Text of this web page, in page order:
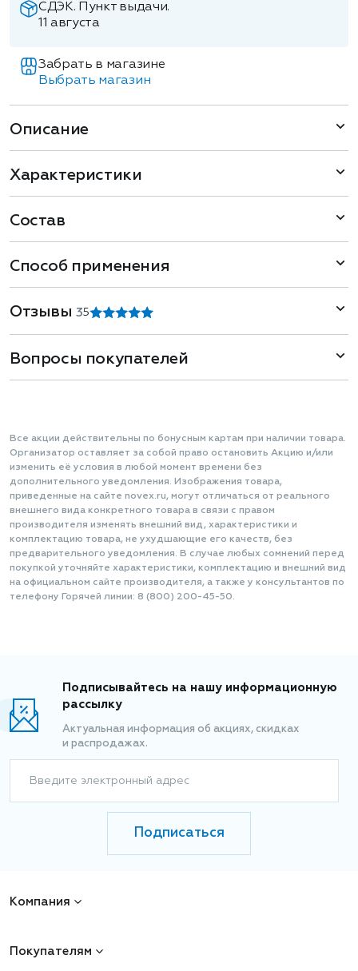
СДЭК. Пункт выдачи.
11 августа
Забрать в магазине
Выбрать магазин
Описание
Характеристики
Состав
Способ применения
Отзывы35
Вопросы покупателей
Все акции действительны по бонусным картам при наличии товара.
Организатор оставляет за собой право остановить Акцию и/или
изменить её условия в любой момент времени без
дополнительного уведомления. Изображения товара,
приведенные на сайте novex.ru, могут отличаться от реального
внешнего вида конкретного товара в связи с правом
производителя изменять внешний вид, характеристики и
комплектацию товара, не ухудшающие его качеств, без
предварительного уведомления. В случае любых сомнений перед
покупкой уточняйте характеристики, комплектацию и внешний вид
на официальном сайте производителя, а также у консультантов по
телефону Горячей линии: 8 (800) 200-45-50.
Подписывайтесь на нашу информационную
рассылку
Актуальная информация об акциях, скидках
и распродажах.
Введите электронный адрес
Подписаться
Компания
Покупателям